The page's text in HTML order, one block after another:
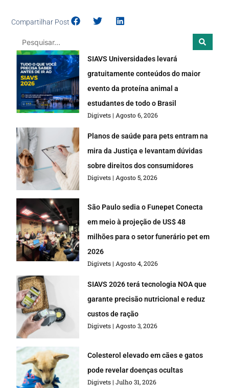
Compartilhar Post
SIAVS Universidades levará
gratuitamente conteúdos do maior
evento da proteína animal a
estudantes de todo o Brasil
Digivets Agosto 6, 2026
Planos de saúde para pets entram na
mira da Justiça e levantam dúvidas
sobre direitos dos consumidores
Digivets Agosto 5, 2026
São Paulo sedia o Funepet Conecta
em meio à projeção de US$ 48
milhões para o setor funerário pet em
2026
Digivets Agosto 4, 2026
SIAVS 2026 terá tecnologia NOA que
garante precisão nutricional e reduz
custos de ração
Digivets Agosto 3, 2026
Colesterol elevado em cães e gatos
pode revelar doenças ocultas
Digivets Julho 31, 2026